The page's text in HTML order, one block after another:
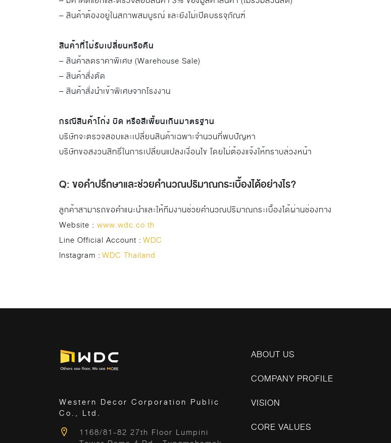
– สินค้าต้องอยู่ในสภาพสมบูรณ์ และยังไม่เปิดบรรจุภัณฑ์
สินค้าที่ไม่รับเปลี่ยนหรือคืน
– สินค้าลดราคาพิเศษ (Warehouse Sale)
– สินค้าสั่งตัด
– สินค้าสั่งนำเข้าพิเศษจากโรงงาน
กรณีสินค้าโก่ง บิด หรือสีเพี้ยนเกินมาตรฐาน
บริษัทจะตรวจสอบและเปลี่ยนสินค้าเฉพาะจำนวนที่พบปัญหา
บริษัทขอสงวนสิทธิ์ในการเปลี่ยนแปลงเงื่อนไข โดยไม่ต้องแจ้งให้ทราบล่วงหน้า
Q: ขอคำปรึกษาและช่วยคำนวณปริมาณกระเบื้องได้อย่างไร?
ลูกค้าสามารถขอคำแนะนำและให้ทีมงานช่วยคำนวณปริมาณกระเบื้องได้ผ่านช่องทาง
Website : www.wdc.co.th
Line Official Account : WDC
Instagram : WDC Thailand
Western Decor Corporation Public
Co., Ltd.
1168/81-82 27th Floor Lumpini
ABOUT US
COMPANY PROFILE
VISION
CORE VALUES